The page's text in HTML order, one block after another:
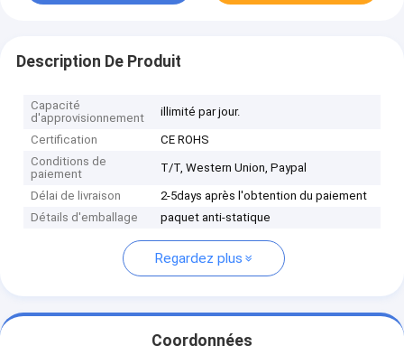
Description De Produit
Capacité
d'approvisionnement
illimité par jour.
Certification
CE ROHS
Conditions de
paiement
T/T, Western Union, Paypal
Délai de livraison
2-5days après l'obtention du paiement
Détails d'emballage
paquet anti-statique
Regardez plus
Coordonnées